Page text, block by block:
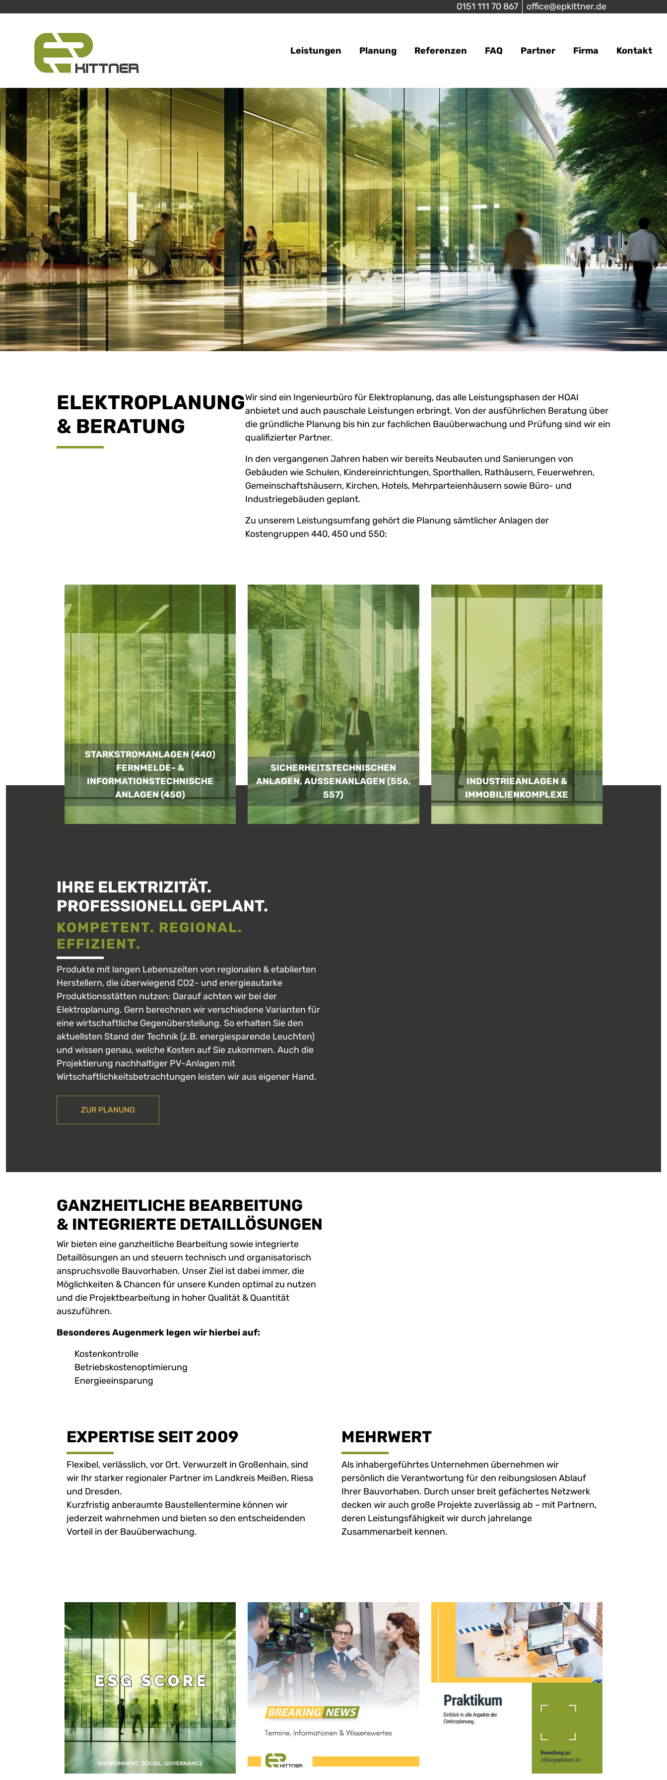
0151 111 70 867 office@epkittner.de
Leistungen Planung Referenzen FAQ Partner Firma Kontakt
ELEKTROPLANUNG
& BERATUNG
Wir sind ein Ingenieurbüro für Elektroplanung, das alle Leistungsphasen der HOAI
anbietet und auch pauschale Leistungen erbringt. Von der ausführlichen Beratung über
die gründliche Planung bis hin zur fachlichen Bauüberwachung und Prüfung sind wir ein
qualifizierter Partner.
In den vergangenen Jahren haben wir bereits Neubauten und Sanierungen von
Gebäuden wie Schulen, Kindereinrichtungen, Sporthallen, Rathäusern, Feuerwehren,
Gemeinschaftshäusern, Kirchen, Hotels, Mehrparteienhäusern sowie Büro- und
Industriegebäuden geplant.
Zu unserem Leistungsumfang gehört die Planung sämtlicher Anlagen der
Kostengruppen 440, 450 und 550:
STARKSTROMANLAGEN (440)
FERNMELDE- &
INFORMATIONSTECHNISCHE
ANLAGEN (450)
SICHERHEITSTECHNISCHEN
ANLAGEN, AUSSENANLAGEN (556, 5
57)
INDUSTRIEANLAGEN &
IMMOBILIENKOMPLEXE
IHRE ELEKTRIZITÄT.
PROFESSIONELL GEPLANT.
KOMPETENT. REGIONAL.
EFFIZIENT.
Produkte mit langen Lebenszeiten von regionalen & etablierten
Herstellern, die überwiegend CO2- und energieautarke
Produktionsstätten nutzen: Darauf achten wir bei der
Elektroplanung. Gern berechnen wir verschiedene Varianten für
eine wirtschaftliche Gegenüberstellung. So erhalten Sie den
aktuellsten Stand der Technik (z.B. energiesparende Leuchten)
und wissen genau, welche Kosten auf Sie zukommen. Auch die
Projektierung nachhaltiger PV-Anlagen mit
Wirtschaftlichkeitsbetrachtungen leisten wir aus eigener Hand.
ZUR PLANUNG
GANZHEITLICHE BEARBEITUNG
& INTEGRIERTE DETAILLÖSUNGEN
Wir bieten eine ganzheitliche Bearbeitung sowie integrierte
Detaillösungen an und steuern technisch und organisatorisch
anspruchsvolle Bauvorhaben. Unser Ziel ist dabei immer, die
Möglichkeiten & Chancen für unsere Kunden optimal zu nutzen
und die Projektbearbeitung in hoher Qualität & Quantität
auszuführen.
Besonderes Augenmerk legen wir hierbei auf:
Kostenkontrolle
Betriebskostenoptimierung
Energieeinsparung
EXPERTISE SEIT 2009
Flexibel, verlässlich, vor Ort. Verwurzelt in Großenhain, sind
wir Ihr starker regionaler Partner im Landkreis Meißen, Riesa
und Dresden.
Kurzfristig anberaumte Baustellentermine können wir
jederzeit wahrnehmen und bieten so den entscheidenden
Vorteil in der Bauüberwachung.
MEHRWERT
Als inhabergeführtes Unternehmen übernehmen wir
persönlich die Verantwortung für den reibungslosen Ablauf
Ihrer Bauvorhaben. Durch unser breit gefächertes Netzwerk
decken wir auch große Projekte zuverlässig ab – mit Partnern,
deren Leistungsfähigkeit wir durch jahrelange
Zusammenarbeit kennen.